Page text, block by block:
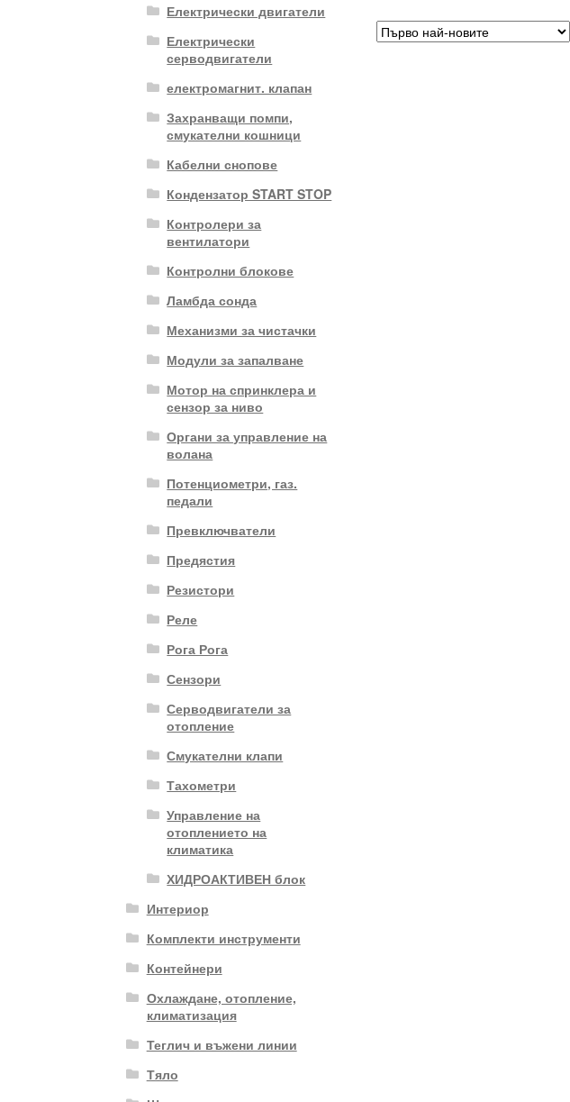
Електрически двигатели
Електрически
серводвигатели
електромагнит. клапан
Захранващи помпи,
смукателни кошници
Кабелни снопове
Кондензатор START STOP
Контролери за
вентилатори
Контролни блокове
Ламбда сонда
Механизми за чистачки
Модули за запалване
Мотор на спринклера и
сензор за ниво
Органи за управление на
волана
Потенциометри, газ.
педали
Превключватели
Предястия
Резистори
Реле
Рога Рога
Сензори
Серводвигатели за
отопление
Смукателни клапи
Тахометри
Управление на
отоплението на
климатика
ХИДРОАКТИВЕН блок
Интериор
Комплекти инструменти
Контейнери
Охлаждане, отопление,
климатизация
Теглич и въжени линии
Тяло